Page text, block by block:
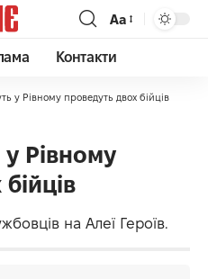
Аа
Контакти
у Рівному проведуть двох бійців
Рівному
на Алеї Героїв.